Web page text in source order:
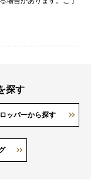
探す
ッパーから探す